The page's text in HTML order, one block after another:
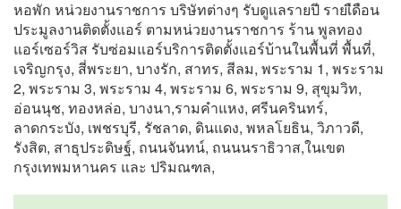
หอพัก หน่วยงานราชการ บริษัทต่างๆ รับดูแลรายปี รายเืดือน
ประมูลงานติดตั้งแอร์ ตามหน่วยงานราชการ ร้าน พูลทอง
แอร์เซอร์วิส รับซ่อมแอร์บริการติดตั้งแอร์บ้านในพื้นที่ พื้นที่,
เจริญกรุง, สี่พระยา, บางรัก, สาทร, สีลม, พระราม 1, พระราม
2, พระราม 3, พระราม 4, พระราม 6, พระราม 9, สุขุมวิท,
อ่อนนุช, ทองหล่อ, บางนา,รามคำแหง, ศรีนครินทร์,
ลาดกระบัง, เพชรบุรี, รัชลาด, ดินแดง, พหลโยธิน, วิภาวดี,
รังสิต, สาธุประดิษฐ์, ถนนจันทน์, ถนนนราธิวาส,ในเขต
กรุงเทพมหานคร และ ปริมณฑล,